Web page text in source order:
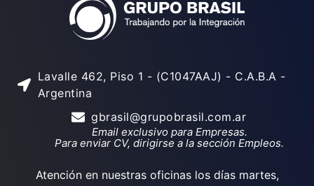
Lavalle 462, Piso 1 - (C1047AAJ) - C.A.B.A -
Argentina
gbrasil@grupobrasil.com.ar
Email exclusivo para Empresas.
Para enviar CV, dirigirse a la sección Empleos.
Atención en nuestras oficinas los días martes,